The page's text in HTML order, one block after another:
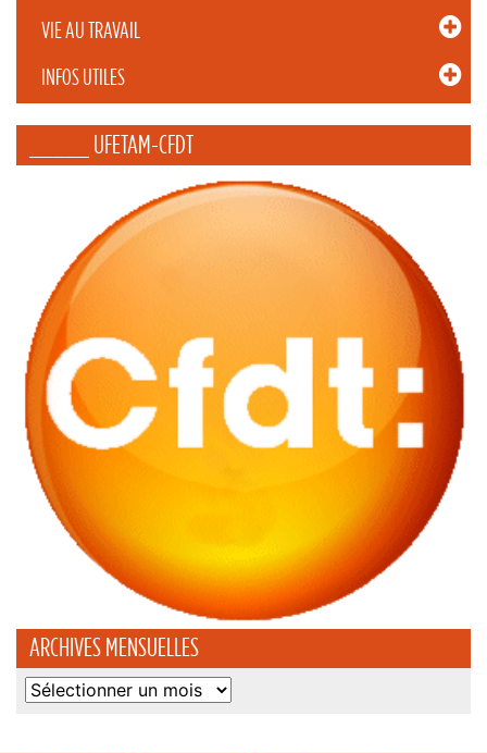
VIE AU TRAVAIL
INFOS UTILES
_____ UFETAM-CFDT
ARCHIVES MENSUELLES
Archives